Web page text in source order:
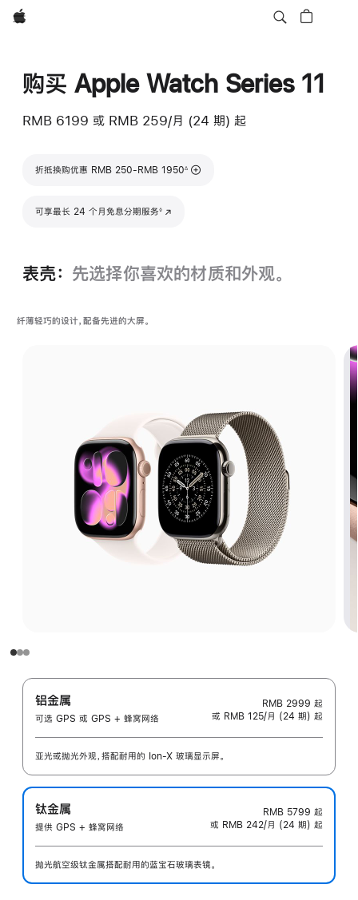
Apple
购买 Apple Watch Series 11
RMB 6199 或 RMB 259/月 (24 期) 起
折抵换购优惠 RMB 250-RMB 1950
脚注
∆
可享最长 24 个月免息分期服务◊
(在新窗口中打开)
表壳： 先选择你喜欢的材质和外观。
纤薄轻巧的设计，配备先进的大屏。
铝金属
可选 GPS 或 GPS + 蜂窝网络
RMB 2999 起
或 RMB 125/月 (24 期) 起
亚光或抛光外观，搭配耐用的 Ion-X 玻璃显示屏。
钛金属
提供 GPS + 蜂窝网络
RMB 5799 起
或 RMB 242/月 (24 期) 起
抛光航空级钛金属搭配耐用的蓝宝石玻璃表镜。